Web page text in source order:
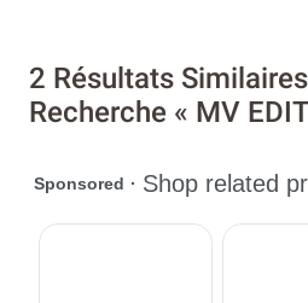
2 Résultats
Recherche « MV